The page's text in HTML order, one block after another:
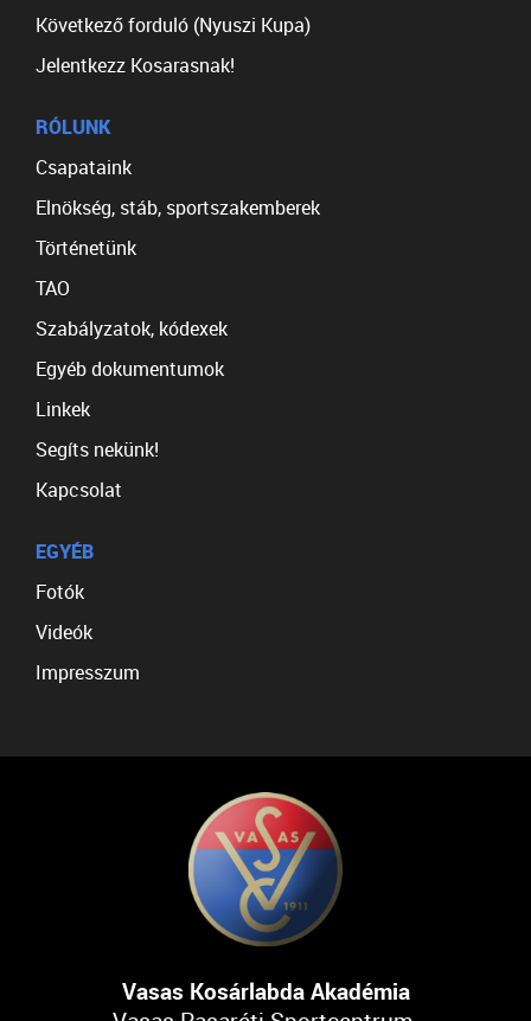
Következő forduló (Nyuszi Kupa)
Jelentkezz Kosarasnak!
RÓLUNK
Csapataink
Elnökség, stáb, sportszakemberek
Történetünk
TAO
Szabályzatok, kódexek
Egyéb dokumentumok
Linkek
Segíts nekünk!
Kapcsolat
EGYÉB
Fotók
Videók
Impresszum
Vasas Kosárlabda Akadémia